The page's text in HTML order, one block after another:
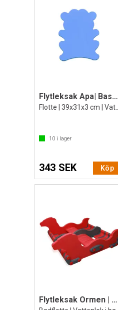
Flytleksak Apa| Bassänglek
10 i lager
343 SEK Köp
Flytleksak Ormen | 194x75x69 cm